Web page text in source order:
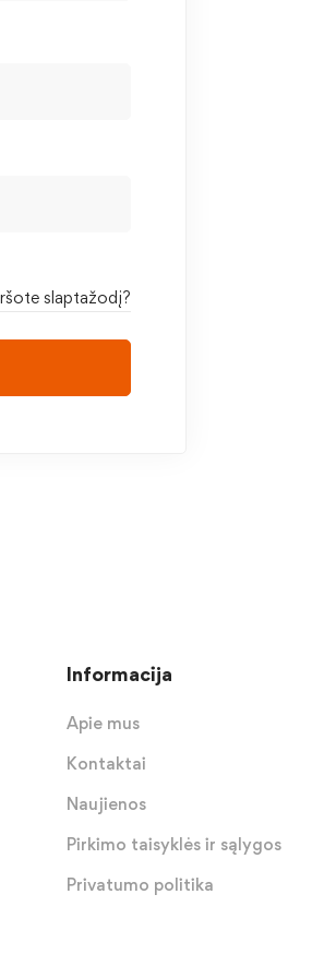
slaptažodį?
Informacija
Apie mus
Kontaktai
Naujienos
Pirkimo taisyklės ir sąlygos
Privatumo politika